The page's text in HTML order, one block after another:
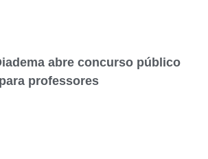
abre concurso público
professores